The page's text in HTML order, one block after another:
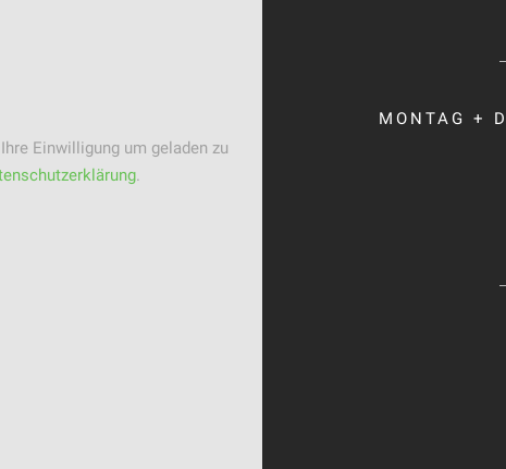
Einwilligung um geladen zu
.
MONTAG +